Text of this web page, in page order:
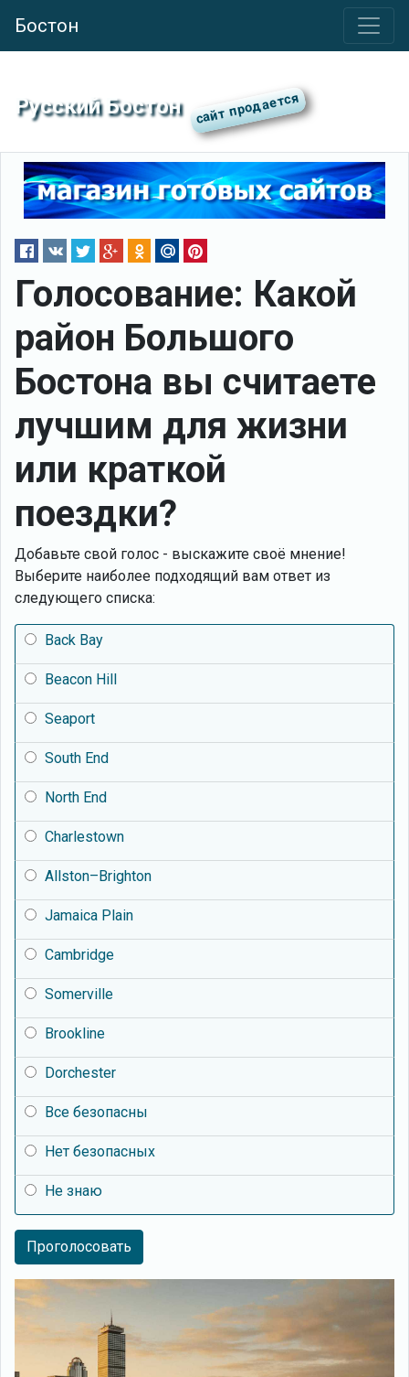
Бостон
Русский Бостон
Голосование: Какой
район Большого
Бостона вы считаете
лучшим для жизни
или краткой
поездки?
Добавьте свой голос - выскажите своё мнение!
Выберите наиболее подходящий вам ответ из
следующего списка:
Back Bay
Beacon Hill
Seaport
South End
North End
Charlestown
Allston–Brighton
Jamaica Plain
Cambridge
Somerville
Brookline
Dorchester
Все безопасны
Нет безопасных
Не знаю
Проголосовать